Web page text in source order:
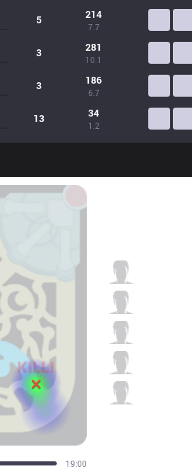
5 214
7.7
3 281
10.1
3 186
6.7
13 34
1.2
22:35